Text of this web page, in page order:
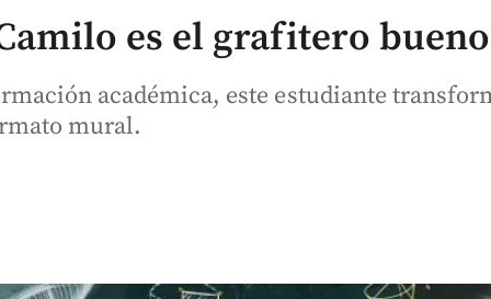
es el grafitero
académica, este estudiante
mural.